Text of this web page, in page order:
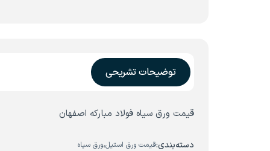
توضیحات تشریحی
قیمت ورق سیاه فولاد مبارکه اصفهان
دسته‌بندی:قیمت ورق استیل،ورق سیاه